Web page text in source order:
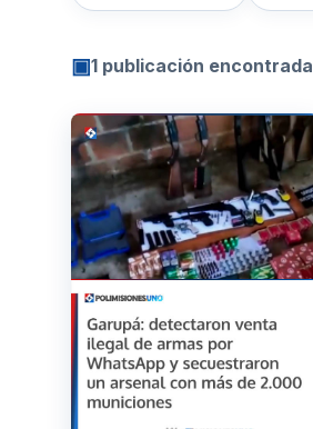
▣1 publicación encontrada